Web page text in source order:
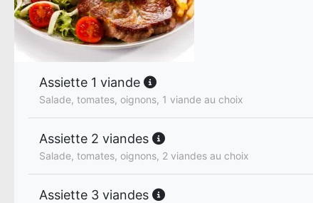
Assiette 1 viande
Salade, tomates, oignons, 1 viande au choix
Assiette 2 viandes
Salade, tomates, oignons, 2 viandes au choix
Assiette 3 viandes